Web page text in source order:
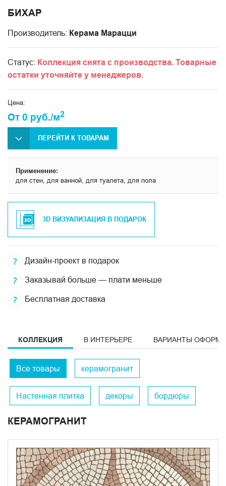
БИХАР
Производитель: Керама Марацци
Статус: Коллекция снята с производства. Товарные
остатки уточняйте у менеджеров.
Цена:
От 0 руб./м2
ПЕРЕЙТИ К ТОВАРАМ
Применение:
для стен, для ванной, для туалета, для пола
3D ВИЗУАЛИЗАЦИЯ В ПОДАРОК
Дизайн-проект в подарок
Заказывай больше — плати меньше
Бесплатная доставка
КОЛЛЕКЦИЯ В ИНТЕРЬЕРЕ ВАРИАНТЫ
Все товары керамогранит
Настенная плитка декоры бордюры
КЕРАМОГРАНИТ